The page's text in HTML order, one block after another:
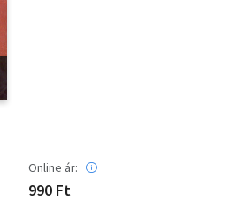
Online ár:
990 Ft